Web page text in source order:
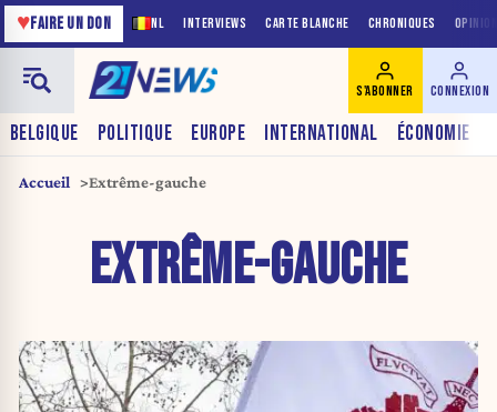
NL INTERVIEWS CARTE BLANCHE CHRONIQUES
♥FAIRE UN DON
BELGIQUE POLITIQUE EUROPE INTERNATIONAL ÉCONOMIE
S'ABONNER CONNEXION
Accueil Extrême-gauche
EXTRÊME-GAUCHE